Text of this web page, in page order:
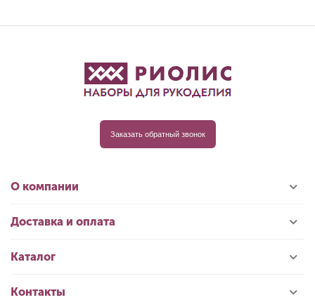
Заказать обратный звонок
О компании
Доставка и оплата
Каталог
Контакты